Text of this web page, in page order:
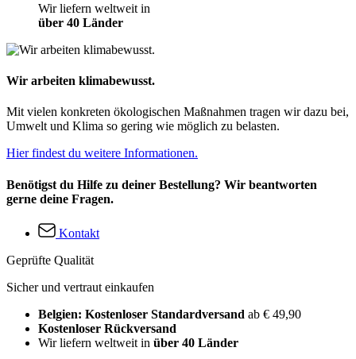
Wir liefern weltweit in
über 40 Länder
Wir arbeiten klimabewusst.
Mit vielen konkreten ökologischen Maßnahmen tragen wir dazu bei,
Umwelt und Klima so gering wie möglich zu belasten.
Hier findest du weitere Informationen.
Benötigst du Hilfe zu deiner Bestellung? Wir beantworten
gerne deine Fragen.
Kontakt
Geprüfte Qualität
Sicher und vertraut einkaufen
Belgien: Kostenloser Standardversand ab € 49,90
Kostenloser Rückversand
Wir liefern weltweit in über 40 Länder